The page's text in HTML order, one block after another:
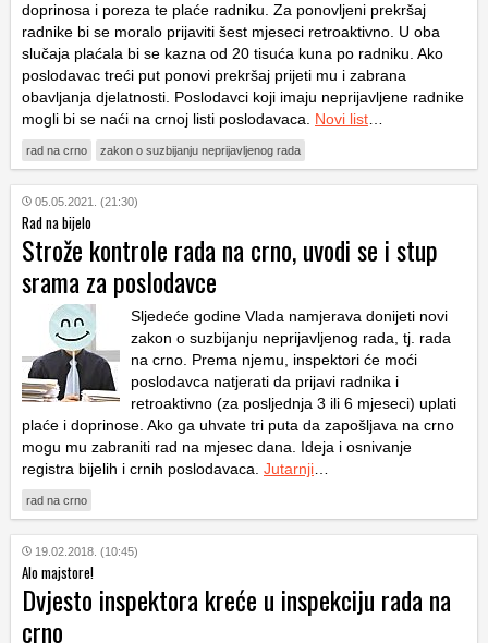
doprinosa i poreza te plaće radniku. Za ponovljeni prekršaj
radnike bi se moralo prijaviti šest mjeseci retroaktivno. U oba
slučaja plaćala bi se kazna od 20 tisuća kuna po radniku. Ako
poslodavac treći put ponovi prekršaj prijeti mu i zabrana
obavljanja djelatnosti. Poslodavci koji imaju neprijavljene radnike
mogli bi se naći na crnoj listi poslodavaca. Novi list…
rad na crno zakon o suzbijanju neprijavljenog rada
05.05.2021. (21:30)
Rad na bijelo
Strože kontrole rada na crno, uvodi se i stup
srama za poslodavce
Sljedeće godine Vlada namjerava donijeti novi
zakon o suzbijanju neprijavljenog rada, tj. rada
na crno. Prema njemu, inspektori će moći
poslodavca natjerati da prijavi radnika i
retroaktivno (za posljednja 3 ili 6 mjeseci) uplati
plaće i doprinose. Ako ga uhvate tri puta da zapošljava na crno
mogu mu zabraniti rad na mjesec dana. Ideja i osnivanje
registra bijelih i crnih poslodavaca. Jutarnji…
rad na crno
19.02.2018. (10:45)
Alo majstore!
Dvjesto inspektora kreće u inspekciju rada na
crno